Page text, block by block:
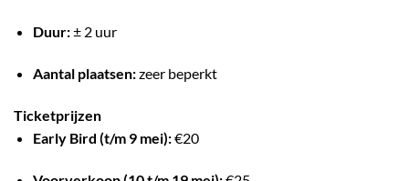
Duur:± 2 uur
Aantal plaatsen:zeer beperkt
Ticketprijzen
Early Bird (t/m 9 mei):€20